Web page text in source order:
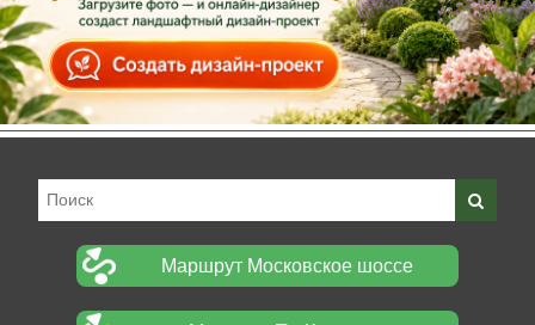
Маршрут Московское шоссе